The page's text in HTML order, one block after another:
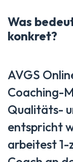
Was
konkret?
AVGS
Coaching-
Qualitäts-
entspricht
arbeitest 1-